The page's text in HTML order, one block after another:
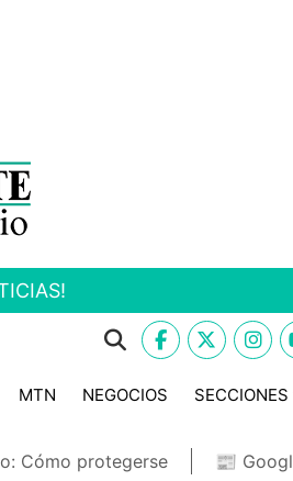
MTN NEGOCIOS SECCIONES
Cómo protegerse 📰